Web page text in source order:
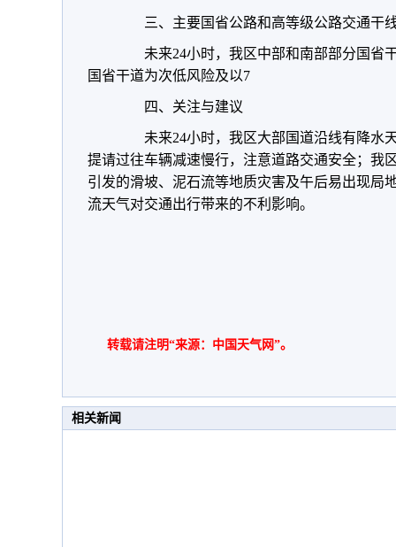
三、主要国省公路和高等级公路交通干
未来24小时，我区中部和南部部分国省
国省干道为次低风险及以7
四、关注与建议
未来24小时，我区大部国道沿线有降水
提请过往车辆减速慢行，注意道路交通安全；我
引发的滑坡、泥石流等地质灾害及午后易出现局
流天气对交通出行带来的不利影响。
转载请注明“来源：中国天气网”。
相关新闻